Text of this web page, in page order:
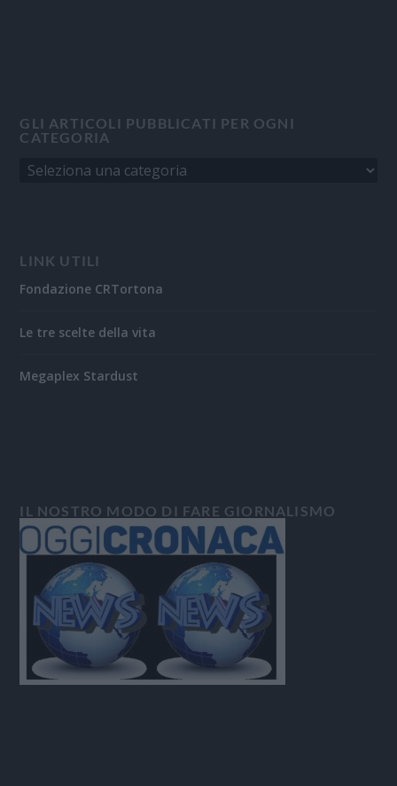
GLI ARTICOLI PUBBLICATI PER OGNI
CATEGORIA
LINK UTILI
Fondazione CRTortona
Le tre scelte della vita
Megaplex Stardust
IL NOSTRO MODO DI FARE GIORNALISMO